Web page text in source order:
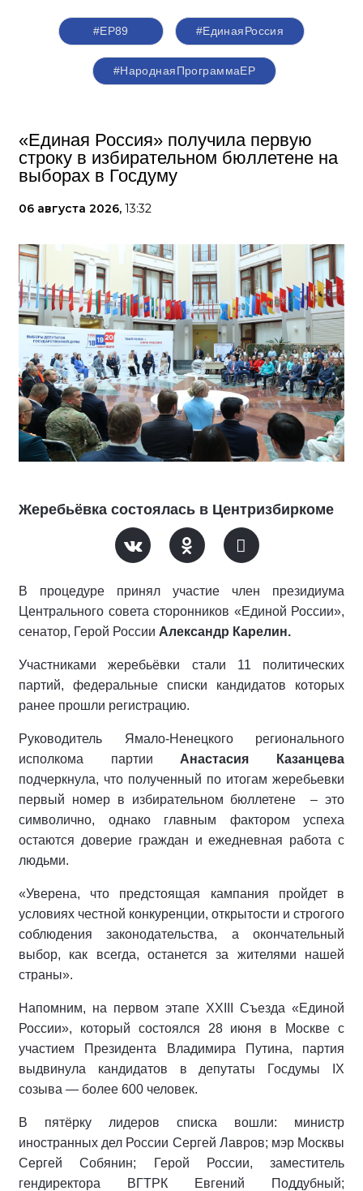
#ЕР89 #‎ЕдинаяРоссия
#НароднаяПрограммаЕР
«Единая Россия» получила первую
строку в избирательном бюллетене на
выборах в Госдуму
06 августа 2026, 13:32
Жеребьёвка состоялась в Центризбиркоме
В процедуре принял участие член президиума
Центрального совета сторонников «Единой России»,
сенатор, Герой России Александр Карелин.
Участниками жеребьёвки стали 11 политических
партий, федеральные списки кандидатов которых
ранее прошли регистрацию.
Руководитель Ямало-Ненецкого регионального
исполкома партии Анастасия Казанцева
подчеркнула, что полученный по итогам жеребьевки
первый номер в избирательном бюллетене
– это
символично, однако главным фактором успеха
остаются доверие граждан и ежедневная работа с
людьми.
«Уверена, что предстоящая кампания пройдет в
условиях честной конкуренции, открытости и строгого
соблюдения законодательства, а окончательный
выбор, как всегда, останется за жителями нашей
страны».
Напомним, на первом этапе XXIII Съезда «Единой
России», который состоялся 28 июня в Москве с
участием Президента Владимира Путина, партия
выдвинула кандидатов в депутаты Госдумы IX
созыва — более 600 человек.
В пятёрку лидеров списка вошли: министр
иностранных дел России Сергей Лавров; мэр Москвы
Сергей Собянин; Герой России, заместитель
гендиректора ВГТРК Евгений Поддубный;